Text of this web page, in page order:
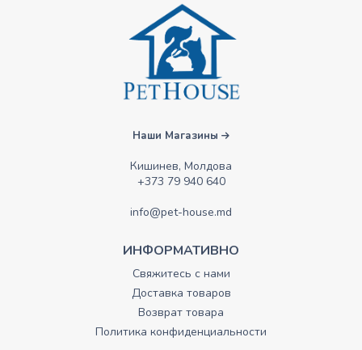
Наши Магазины
Кишинев, Молдова
+373 79 940 640
info@pet-house.md
ИНФОРМАТИВНО
Свяжитесь с нами
Доставка товаров
Возврат товара
Политика конфиденциальности